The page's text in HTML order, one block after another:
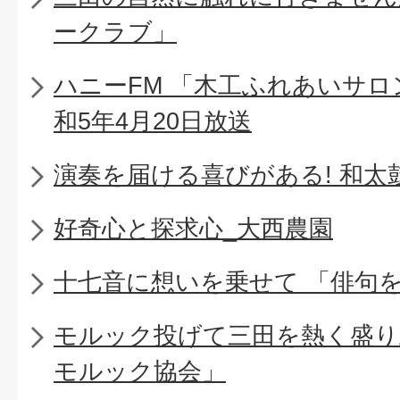
ークラブ」
ハニーFM 「木工ふれあいサ
和5年4月20日放送
演奏を届ける喜びがある! 和太
好奇心と探求心_大西農園
十七音に想いを乗せて 「俳句
モルック投げて三田を熱く盛
モルック協会」